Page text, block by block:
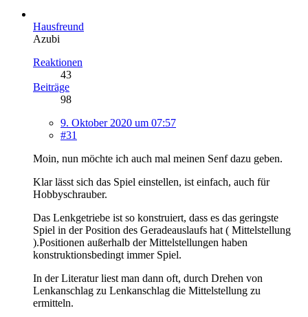
Hausfreund
Azubi
Reaktionen
43
Beiträge
98
9. Oktober 2020 um 07:57
#31
Moin, nun möchte ich auch mal meinen Senf dazu geben.
Klar lässt sich das Spiel einstellen, ist einfach, auch für
Hobbyschrauber.
Das Lenkgetriebe ist so konstruiert, dass es das geringste
Spiel in der Position des Geradeauslaufs hat ( Mittelstellung
).Positionen außerhalb der Mittelstellungen haben
konstruktionsbedingt immer Spiel.
In der Literatur liest man dann oft, durch Drehen von
Lenkanschlag zu Lenkanschlag die Mittelstellung zu
ermitteln.